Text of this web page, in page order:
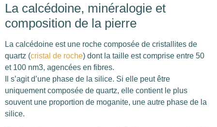
La calcédoine, minéralogie et
composition de la pierre
La calcédoine est une roche composée de cristallites de
quartz (cristal de roche) dont la taille est comprise entre 50
et 100 nm3, agencées en fibres.
Il s’agit d’une phase de la silice. Si elle peut être
uniquement composée de quartz, elle contient le plus
souvent une proportion de moganite, une autre phase de la
silice.